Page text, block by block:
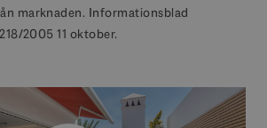
marknaden. Informationsblad
2005 11 oktober.